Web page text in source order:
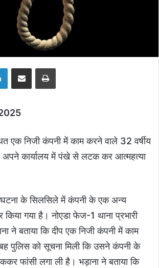
LinkedInShare via Email Print
2025
एक निजी कंपनी में काम करने वाले 32 वर्षीय
अपने कार्यालय में पंखे से लटक कर आत्महत्या
घटना के सिलसिले में कंपनी के एक अन्य
किया गया है। नोएडा फेज-1 थाना प्रभारी
ने बताया कि दीप एक निजी कंपनी में काम
पुलिस को सूचना मिली कि उसने कंपनी के
फांसी लगा ली है। भड़ाना ने बताया कि